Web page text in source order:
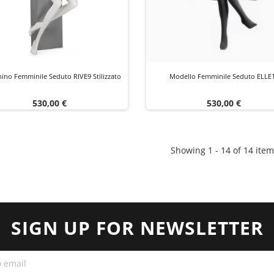
Femminile Seduto RIVE9 Stilizzato
Prezzo
530,00 €
Modello Femminile Seduto
Prezzo
530,00 €
Showing 1 - 14 of 14
SIGN UP FOR NEWSLETTER